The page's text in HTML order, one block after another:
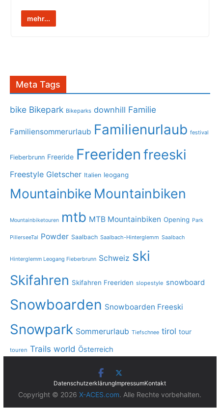
mehr...
Meta Tags
bike Bikepark Bikeparks downhill Familie
Familiensommerurlaub Familienurlaub festival
Fieberbrunn Freeride Freeriden freeski
Freestyle Gletscher Italien leogang
Mountainbike Mountainbiken
Mountainbiketouren mtb MTB Mountainbiken Opening Park
PillerseeTal Powder Saalbach Saalbach-Hinterglemm Saalbach
Hinterglemm Leogang Fieberbrunn Schweiz ski
Skifahren Skifahren Freeriden slopestyle snowboard
Snowboarden Snowboarden Freeski
Snowpark Sommerurlaub Tiefschnee tirol tour
touren Trails world Österreich
DatenschutzerklärungImpressumKontakt
Copyright © 2026X-ACES.com. Alle Rechte vorbehalten.